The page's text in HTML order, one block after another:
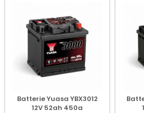
Batterie Yuasa YBX3012
12V 52ah 450a